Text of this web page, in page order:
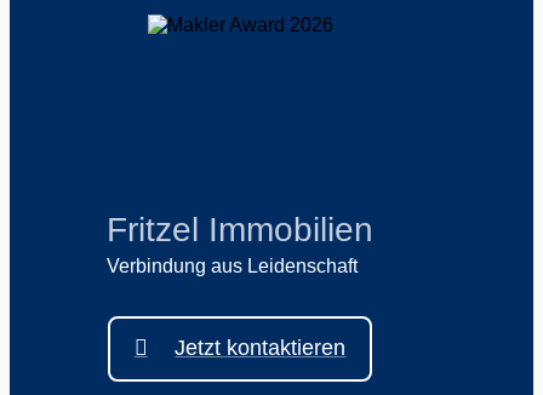
Fritzel Immobilien
Verbindung aus Leidenschaft
Jetzt kontaktieren